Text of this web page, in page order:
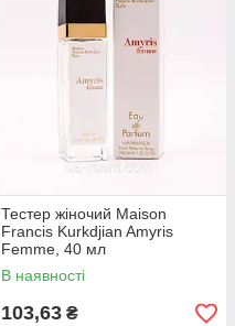
Тестер жіночий Maison
Francis Kurkdjian Amyris
Femme, 40 мл
В наявності
103,63 ₴